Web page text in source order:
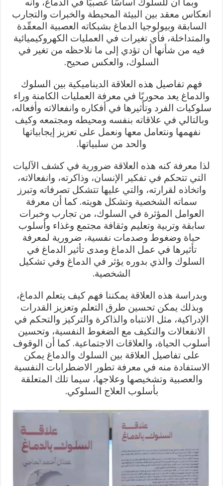
وبما أن للسلوك أساسًا عصبيًا في الدماغ، وأنه
انعكاس معقد بين البيئة المحيطة والخبرات والتجارب
السابقة وبيولوجيا الدماغ بشبكاته العصبية المعقّدة
والمتداخلة، فأي تغيرات في العمليات الكهروكيميائية
فيه من شأنها أن تؤدي إلى ما نلاحظه من تغير في
السلوك، والعكس صحيح.
فهم تفاصيل هذه العلاقة الديناميكية بين السلوك
والدماغ يعد محوريًا في معرفة العمليات الكامنة وراء
سلوكيات الفرد وتأثيرها في أفكاره وانفعالاته وأفعاله،
وبالتالي في علاقاته بنفسه ومحيطه ومجتمعه وكيف
نفهمها ونتعامل معها ونعمل على تعزيز إيجابياتها
والحد من سلبياتها.
لذا معرفة كنه هذه العلاقة ضرورية في كشف الآليات
التي تتحكم في تفكير الإنسان، وذاكرته، وانفعالاته،
واتخاذه لقرارته، والتي عليها تتشكل تصرفاته وتبرز
سماته الشخصية وتشكل هويته. كما أن معرفة
العوامل المؤثرة في السلوك، من تجارب وخبرات
سابقة وتربية وتعليم وثقافة مجتمع وغذاء وأسلوب
حياة وضغوط وصدمات نفسية، ضرورية لمعرفة
تأثيرها في عمل الدماغ ومدى تأثير الدماغ في
السلوك والذي بدوره يؤثر في الدماغ وفي تشكيل
الشخصية.
وبدراسة هذه العلاقة يمكننا فهم كيف يتعلم الدماغ،
وبذلك يمكن تحسين طرق التعلم وتعزيز القدرات
الإدراكية، مثل الانتباه والذاكرة والتركيز والتحكم في
الانفعالات والتكيف مع الضغوط النفسية، وتحسين
أسلوب الحياة، والعلاقات الاجتماعية. كما أن الوقوف
على تفاصيل العلاقة بين السلوك والدماغ يمكن
الاستفادة منه في معرفة تطور الاضطرابات النفسية
والعصبية وتشخيصها وعلاجها، سيما تلك المتعلقة
بأسلوب العلاج السلوكي.